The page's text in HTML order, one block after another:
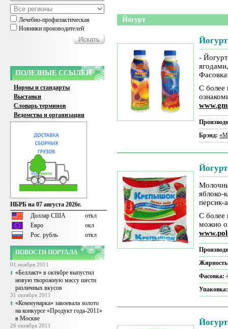
Лечебно-профилактическая
Новинки производителей
ПОЛЕЗНЫЕ ССЫЛКИ
Нормы и стандарты
Выставки
Словарь терминов
Ведомства и организации
НБРБ на 07 августа 2026г.
Доллар США
откл
Евро
окл
Рос. рубль
откл
НОВОСТИ ПОРТАЛА
01 ноября 2011
«Беллакт» в октябре выпустил
новую творожную массу шести
различных вкусов
31 октября 2011
«Коммунарка» завоевала золото
на конкурсе «Продукт года-2011»
в Москве
26 октября 2011
Йогурт
Йогурт
-
С более
Брэнд:
Йогурт
яблоко-
персик-
С более
можно
Фасовка: